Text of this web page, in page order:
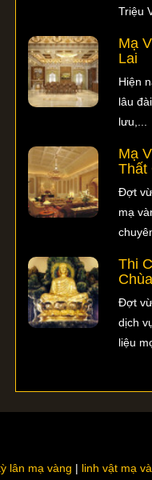
Triệu
Mạ
Lai
Hiện
lâu
lưu,...
Mạ
Thất
Đợt
mạ
Thi
Đợt
dịch
liệu
lân mạ vàng linh vật mạ